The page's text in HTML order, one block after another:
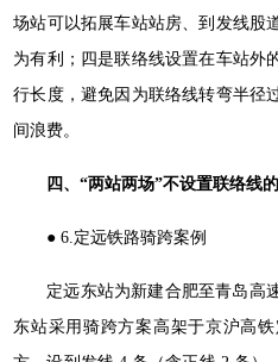
场站可以拓展车站站房、到发线股
为有利；四是联络线设置在车站外
行长度，避免因为联络线转弯半径
间浪费。
四、“两站两场”不设置联络线
● 6.定远铁路骑跨案例
定远东站为新建合肥至青岛高
东站采用骑跨方案高架于京沪高